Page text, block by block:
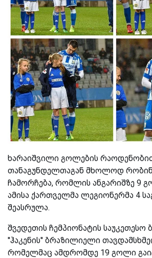
ხარაიშვილი გოლების
თანაგუნდელთაგან მხოლოდ
ჩამორჩება, რომლის ანგარიშზე 9
ამისა ქართველმა ლეგიონერმა 4
შეასრულა.
შვედეთის ჩემპიონატის
''ჰაკენის'' ბრაზილიელი
რომელმაც ამდრომდე 19 გოლი